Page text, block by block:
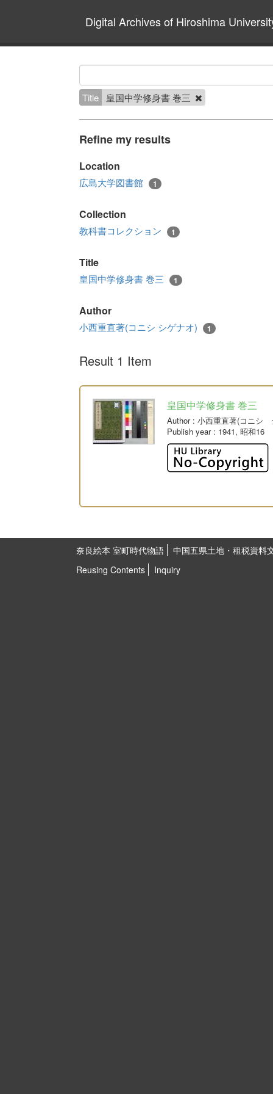
Digital Archives of Hiroshima
Title 皇国中学修身書 巻三
Refine my results
Location
広島大学図書館 1
Collection
教科書コレクション 1
Title
皇国中学修身書 巻三 1
Author
小西重直著(コニシ シゲナオ) 1
Result 1 Item
皇国中学修身書 巻三
Author: 小西重直著(コニシ
Publish year: 1941, 昭和16
奈良絵本 室町時代物語
中国五県土地・租税資料
Reusing Contents
Inquiry